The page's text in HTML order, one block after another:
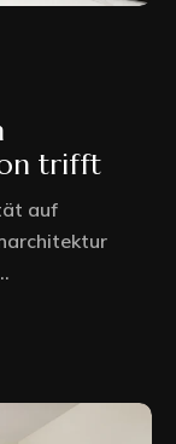
trifft
auf